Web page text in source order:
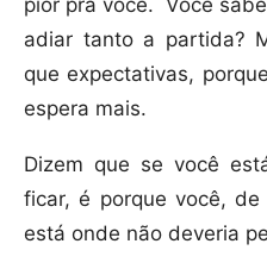
pior pra você. Você
adiar tanto a partida?
que expectativas,
espera mais.
Dizem que se você
ficar, é porque você,
está onde não deveria